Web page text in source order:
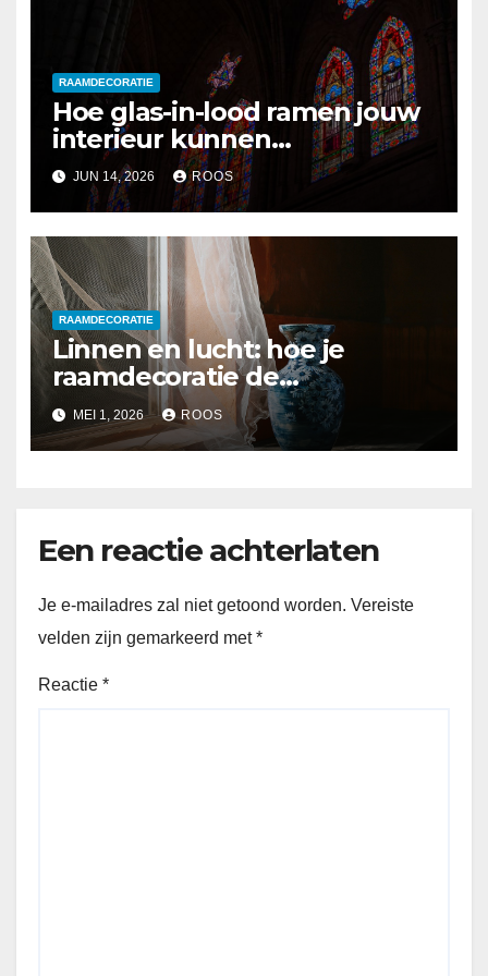
RAAMDECORATIE
Hoe glas-in-lood ramen jouw
interieur kunnen
transformeren
JUN 14, 2026 ROOS
RAAMDECORATIE
Linnen en lucht: hoe je
raamdecoratie de
luchtkwaliteit verbetert
MEI 1, 2026 ROOS
Een reactie achterlaten
Je e-mailadres zal niet getoond worden. Vereiste
velden zijn gemarkeerd met*
Reactie *